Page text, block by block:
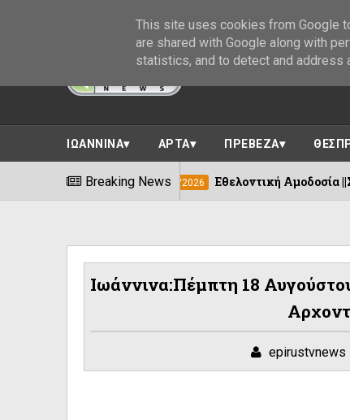
ΙΩΑΝΝΙΝΑ ΑΡΤΑ ΠΡΕΒΕΖΑ
Breaking News
06/08/2026 Εθελοντική Αμοδοσία ||Σάββατο 8
Ιωάννινα:Πέμπτη 18
epirustvnews
This site uses cookies from Google
are shared with Google along with
statistics, and to detect and address